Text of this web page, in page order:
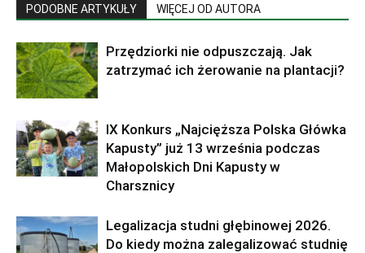
PODOBNE ARTYKUŁY WIĘCEJ OD AUTORA
Przędziorki nie odpuszczają. Jak
zatrzymać ich żerowanie na plantacji?
IX Konkurs „Najcięższa Polska Główka
Kapusty” już 13 września podczas
Małopolskich Dni Kapusty w
Charsznicy
Legalizacja studni głębinowej 2026.
Do kiedy można zalegalizować studnię